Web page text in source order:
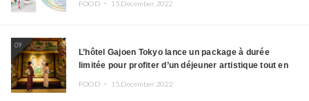
FOOD ・ 15.December.2022
09
L’hôtel Gajoen Tokyo lance un package à durée
limitée pour profiter d’un déjeuner artistique tout en
FOOD ・ 15.December.2022